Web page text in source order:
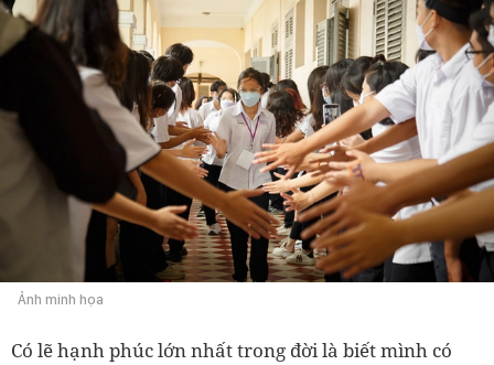
Ảnh minh họa
Có lẽ hạnh phúc lớn nhất trong đời là biết mình có